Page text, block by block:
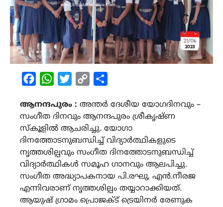
FacebookWhatsAppTwitterCopy
ആനന്ദപുരം : അന്തർ ദേശീയ യോഗദിനവും –
സംഗീത ദിനവും ആനന്ദപുരം ശ്രീകൃഷ്ണ
സ്കൂളിൽ ആചരിച്ചു. യോഗാ
ദിനത്തോടനുബന്ധിച്ച് വിദ്യാർത്ഥികളുടെ
നൃത്തശില്പവും സംഗീത ദിനത്തോടനുബന്ധിച്ച്
വിദ്യാർത്ഥികൾ സമൂഹ ഗാനവും ആലപിച്ചു.
സംഗീത അദ്ധ്യാപകനായ പി.രഘു, എൻ.നീരജ
എന്നിവരാണ് നൃത്തശില്പം തയ്യാറാക്കിയത്.
ആയുഷ് ഗ്രാമം പ്രൊജക്ട് ട്രെയിനർ രേണുക